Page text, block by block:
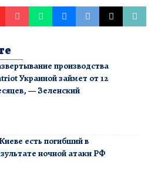
производства
Украиной займет от 12
— Зеленский
есть погибший в
ночной атаки РФ